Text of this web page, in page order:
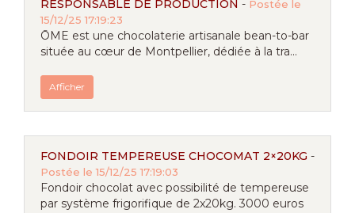
RESPONSABLE DE PRODUCTION - Postée le
15/12/25 17:19:23
ŌME est une chocolaterie artisanale bean-to-bar
située au cœur de Montpellier, dédiée à la tra...
Afficher
FONDOIR TEMPEREUSE CHOCOMAT 2×20KG -
Postée le 15/12/25 17:19:03
Fondoir chocolat avec possibilité de tempereuse
par système frigorifique de 2x20kg. 3000 euros